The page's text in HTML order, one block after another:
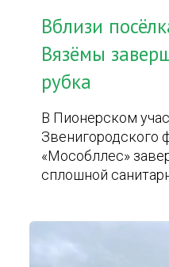
Вблизи
Вязёмы
рубка
В Пионерском
Звенигородского
«Мособллес»
сплошной